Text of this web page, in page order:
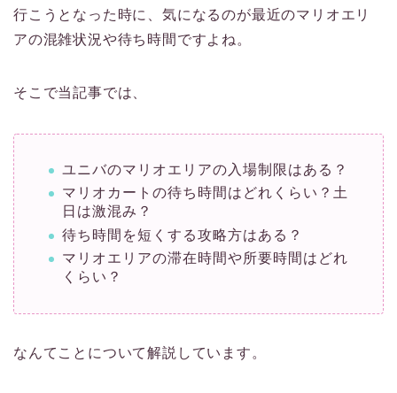
行こうとなった時に、気になるのが最近のマリオエリ
アの混雑状況や待ち時間ですよね。
そこで当記事では、
ユニバのマリオエリアの入場制限はある？
マリオカートの待ち時間はどれくらい？土
日は激混み？
待ち時間を短くする攻略方はある？
マリオエリアの滞在時間や所要時間はどれ
くらい？
なんてことについて解説しています。